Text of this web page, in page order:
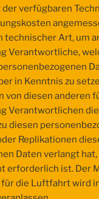
verfügbaren
technischer Art, um
Verantwortliche,
in Kenntnis zu
von diesen anderen
Verantwortlichen
diesen
Replikationen
Daten verlangt
erforderlich ist. Der
die Luftfahrt wird